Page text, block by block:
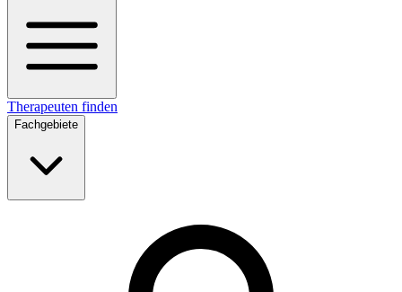
Therapeuten finden
Fachgebiete